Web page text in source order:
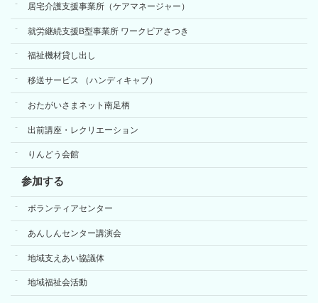
居宅介護支援事業所（ケアマネージャー）
就労継続支援B型事業所 ワークピアさつき
福祉機材貸し出し
移送サービス （ハンディキャブ）
おたがいさまネット南足柄
出前講座・レクリエーション
りんどう会館
参加する
ボランティアセンター
あんしんセンター講演会
地域支えあい協議体
地域福祉会活動